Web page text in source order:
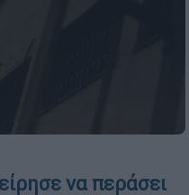
να περάσει